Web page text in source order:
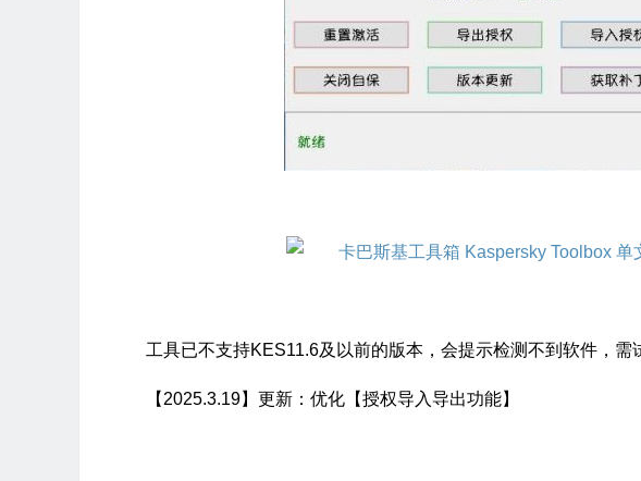
工具已不支持KES11.6及以前的版本，会提示检测不到软件，需
【2025.3.19】更新：优化【授权导入导出功能】